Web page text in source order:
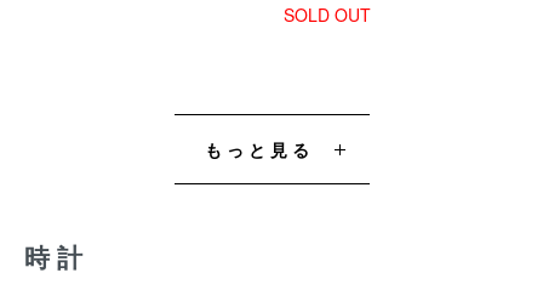
SOLD OUT
もっと見る
時計